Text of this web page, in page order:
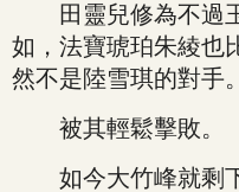
田靈兒修為不過玉
如，法寶琥珀朱綾也
然不是陸雪琪的對手。
被其輕鬆擊敗。
如今大竹峰就剩下